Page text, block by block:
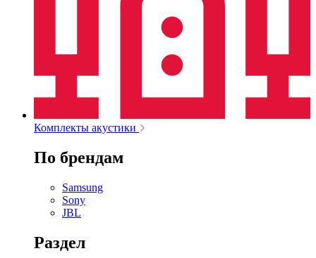
Комплекты акустики
По брендам
Samsung
Sony
JBL
Раздел